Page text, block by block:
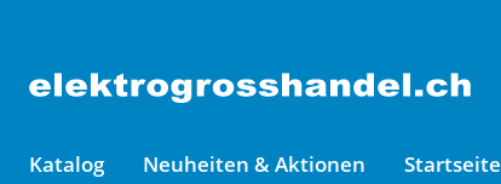
Katalog Neuheiten & Aktionen Startseite